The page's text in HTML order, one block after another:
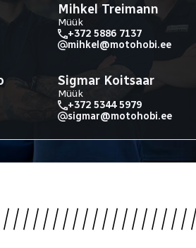
Mihkel Treimann
Müük
+372 5886 7137
mihkel@motohobi.ee
Sigmar Koitsaar
Müük
+372 5344 5979
sigmar@motohobi.ee